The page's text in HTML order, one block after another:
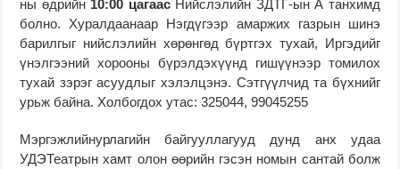
ны өдрийн 10:00 цагаасНийслэлийн ЗДТГ-ын А танхимд
болно. Хуралдаанаар Нэгдүгээр амаржих газрын шинэ
барилгыг нийслэлийн хөрөнгөд бүртгэх тухай, Иргэдийг
үнэлгээний хорооны бүрэлдэхүүнд гишүүнээр томилох
тухай зэрэг асуудлыг хэлэлцэнэ. Сэтгүүлчид та бүхнийг
урьж байна. Холбогдох утас: 325044, 99045255
Мэргэжлийнурлагийн байгууллагууд дунд анх удаа
УДЭТеатрын хамт олон өөрийн гэсэн номын сантай болж